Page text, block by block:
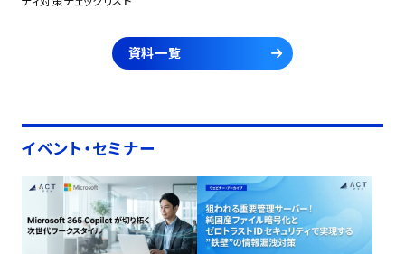
資料一覧
イベント・セミナー